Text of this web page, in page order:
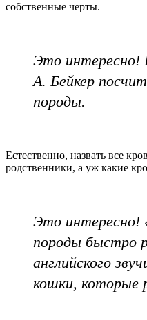
собственные черты.
Это интересно!
А. Бейкер
породы.
Естественно, назвать все
родственники, а уж какие
Это интересно!
породы быстро
английского
кошки, которые